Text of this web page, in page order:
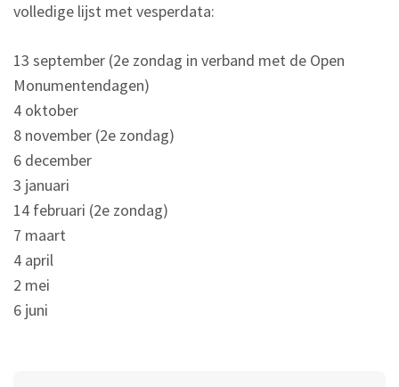
volledige lijst met vesperdata:
13 september (2e zondag in verband met de Open
Monumentendagen)
4 oktober
8 november (2e zondag)
6 december
3 januari
14 februari (2e zondag)
7 maart
4 april
2 mei
6 juni